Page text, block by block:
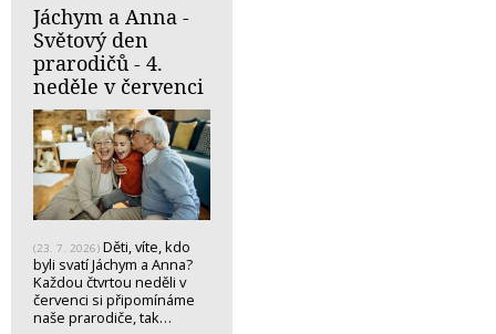
Jáchym a Anna -
Světový den
prarodičů - 4.
neděle v červenci
(23. 7. 2026) Děti, víte, kdo
byli svatí Jáchym a Anna?
Každou čtvrtou neděli v
červenci si připomínáme
naše prarodiče, tak…